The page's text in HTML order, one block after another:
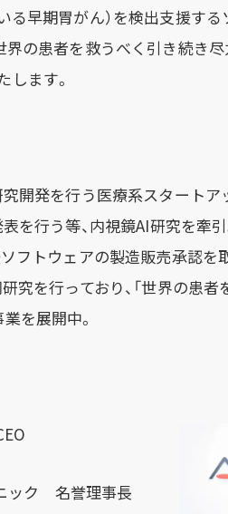
る早期胃がん）を検出支援す
の患者を救うべく引き続き
ます。
開発を行う医療系スタートア
を行う等、内視鏡AI研究を牽
フトウェアの製造販売承認を
究を行っており、「世界の患
を展開中。
ック 名誉理事長